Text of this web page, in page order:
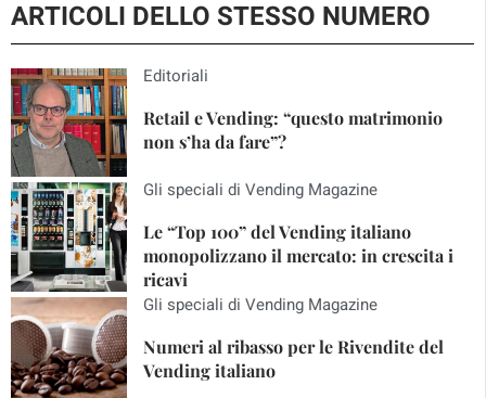
ARTICOLI DELLO STESSO NUMERO
Editoriali
Retail e Vending: “questo matrimonio
non s’ha da fare”?
Gli speciali di Vending Magazine
Le “Top 100” del Vending italiano
monopolizzano il mercato: in crescita i
ricavi
Gli speciali di Vending Magazine
Numeri al ribasso per le Rivendite del
Vending italiano